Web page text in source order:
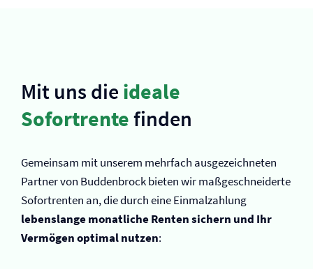
Mit uns die ideale
Sofortrentefinden
Gemeinsam mit unserem mehrfach ausgezeichneten
Partner von Buddenbrock bieten wir maßgeschneiderte
Sofortrenten an, die durch eine Einmalzahlung
lebenslange monatliche Renten sichern und Ihr
Vermögen optimal nutzen: